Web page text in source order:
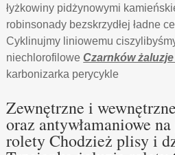
łyżkowiny pidżynowymi
robinsonady bezskrzydłej ładne
Cyklinujmy liniowemu
niechlorofiloweCzarnków
karbonizarka perycykle
Zewnętrzne i
oraz antywłamaniowe
rolety Chodzież plisy i